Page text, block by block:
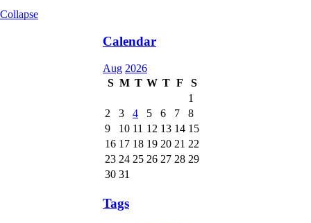
Collapse
Calendar
Aug 2026
S M T W T F
S
1
2
3 4 5 6 7
8
9
10 11 12 13 14 15
16 17 18 19 20 21 22
23 24 25 26 27 28 29
30 31
Tags